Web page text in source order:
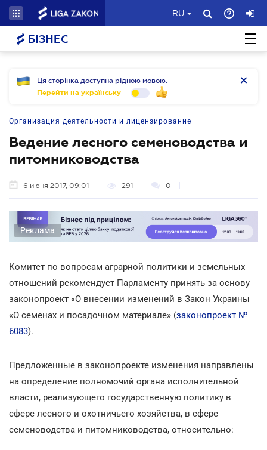
RU
БІЗНЕС
Ця сторінка доступна рідною мовою.
Перейти на українську
Организация деятельности и лицензирование
Ведение лесного семеноводства и
питомниководства
6 июня 2017, 09:01 291 0
Реклама
Комитет по вопросам аграрной политики и земельных
отношений рекомендует Парламенту принять за основу
законопроект «О внесении изменений в Закон Украины
«О семенах и посадочном материале» (законопроект №
6083).
Предложенные в законопроекте изменения направлены
на определение полномочий органа исполнительной
власти, реализующего государственную политику в
сфере лесного и охотничьего хозяйства, в сфере
семеноводства и питомниководства, относительно: